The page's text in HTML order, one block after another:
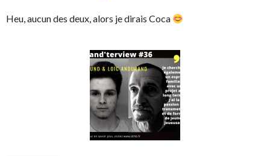
Heu, aucun des deux, alors je dirais Coca